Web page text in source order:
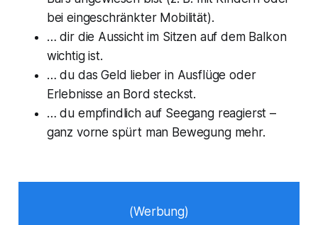
bei eingeschränkter Mobilität).
… dir die Aussicht im Sitzen auf dem Balkon
wichtig ist.
… du das Geld lieber in Ausflüge oder
Erlebnisse an Bord steckst.
… du empfindlich auf Seegang reagierst –
ganz vorne spürt man Bewegung mehr.
(Werbung)